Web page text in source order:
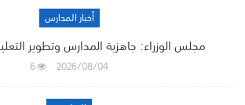
أخبار المدارس
مجلس الوزراء: جاهزية المدارس وتطوير
2026/08/04
6